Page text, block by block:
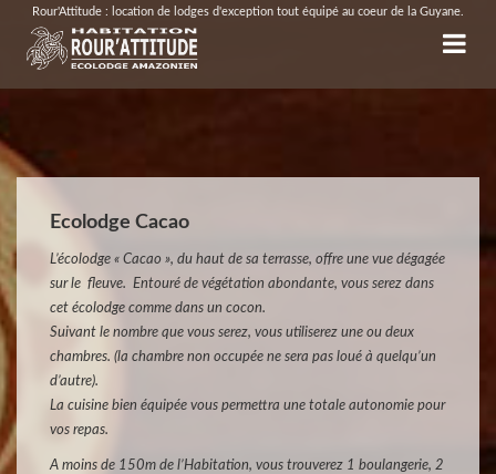
Rour'Attitude : location de lodges d'exception tout équipé au coeur de la Guyane.
Ecolodge Cacao
L’écolodge « Cacao », du haut de sa terrasse, offre une vue dégagée
sur le fleuve. Entouré de végétation abondante, vous serez dans
cet écolodge comme dans un cocon.
Suivant le nombre que vous serez, vous utiliserez une ou deux
chambres. (la chambre non occupée ne sera pas loué à quelqu’un
d’autre).
La cuisine bien équipée vous permettra une totale autonomie pour
vos repas.
A moins de 150m de l’Habitation, vous trouverez 1 boulangerie, 2